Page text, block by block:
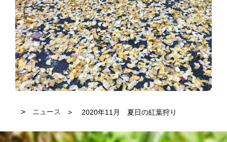
ニュース 2020年11月 夏日の紅葉狩り